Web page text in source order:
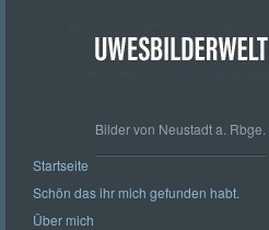
Bilder von Neustadt a. Rbge.
Startseite
Schön das ihr mich gefunden habt.
Über mich